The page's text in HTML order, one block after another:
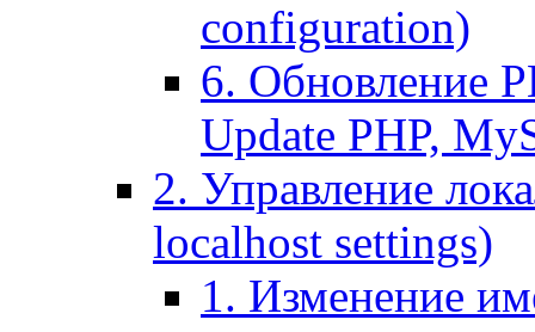
configuration)
6. Обновление
Update PHP,
2. Управление
localhost settings)
1. Изменение